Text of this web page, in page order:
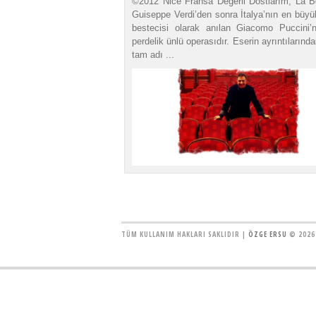
Guiseppe Verdi’den sonra İtalya’nın en
bestecisi olarak anılan Giacomo
perdelik ünlü operasıdır. Eserin
tam adı ...
TÜM KULLANIM HAKLARI SAKLIDIR | ÖZGE ERSU © 2026